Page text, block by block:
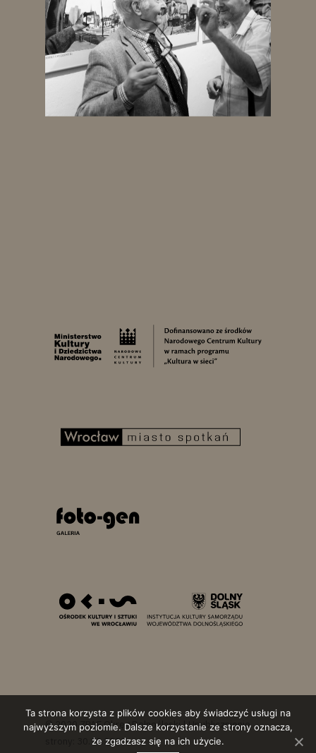
© 2020 ZPAF Okręg Dolnośląski | Upublicznienie
strony: 30.10.2020
Ta strona korzysta z plików cookies aby świadczyć usługi na
najwyższym poziomie. Dalsze korzystanie ze strony oznacza,
że zgadzasz się na ich użycie.